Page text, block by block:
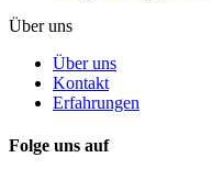
Über uns
Über uns
Kontakt
Erfahrungen
Folge uns auf